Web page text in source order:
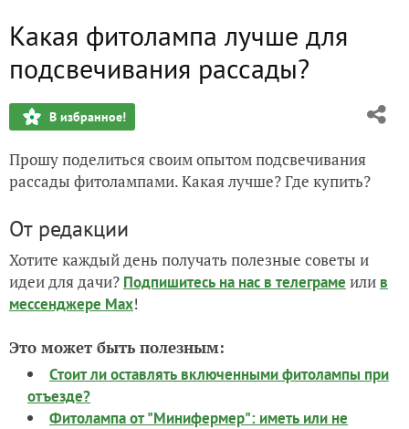
Какая фитолампа лучше для
подсвечивания рассады?
В избранное!
Прошу поделиться своим опытом подсвечивания
рассады фитолампами. Какая лучше? Где купить?
От редакции
Хотите каждый день получать полезные советы и
идеи для дачи? Подпишитесь на нас в телеграме или в
мессенджере Max!
Это может быть полезным:
Стоит ли оставлять включенными фитолампы при
отъезде?
Фитолампа от "Минифермер": иметь или не